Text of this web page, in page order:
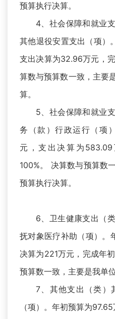
预算执行决算。
4、社会保障和就业
其他退役安置支出（项）
支出决算为32.96万元，
算数与预算数一致，主要
算。
5、社会保障和就业
务（款）行政运行（项
元，支出决算为
100%。 决算数与预算数
预算执行决算。
6、卫生健康支出（
抚对象医疗补助（项）。
决算为221万元，完成年
预算数一致，主要是我单
7、其他支出（类）
（项）。年初预算为